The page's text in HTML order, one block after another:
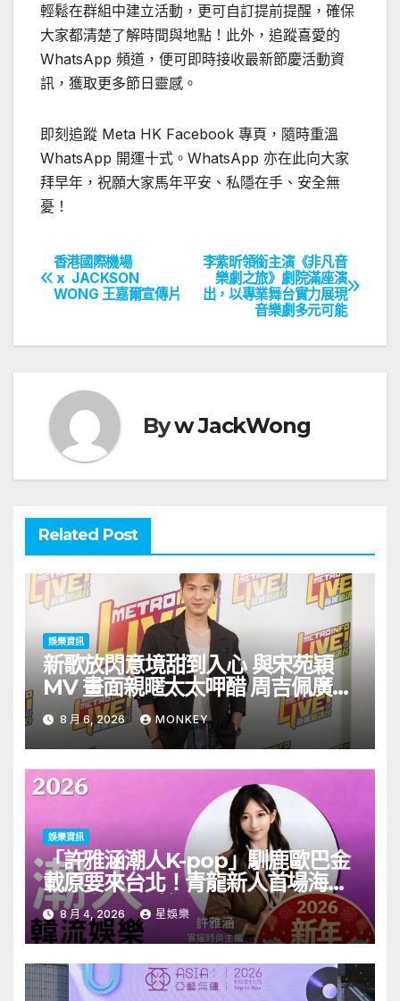
輕鬆在群組中建立活動，更可自訂提前提醒，確保
大家都清楚了解時間與地點！此外，追蹤喜愛的
WhatsApp 頻道，便可即時接收最新節慶活動資
訊，獲取更多節日靈感。
即刻追蹤 Meta HK Facebook 專頁，隨時重溫
WhatsApp 開運十式。WhatsApp 亦在此向大家
拜早年，祝願大家馬年平安、私隱在手、安全無
憂！
文
章
導
李紫昕領銜主演《非凡音
樂劇之旅》劇院滿座演
出，以專業舞台實力展現
音樂劇多元可能
香港國際機場
x JACKSON
WONG 王嘉爾宣傳片
Byw JackWong
Related Post
娛樂資訊
新歌放閃意境甜到入心 與宋苑穎
MV 畫面親暱太太呷醋 周吉佩廣州
一日三場熱血 Busking
8 月 6, 2026 MONKEY
娛樂資訊
「許雅涵潮人K-pop」馴鹿歐巴金
載原要來台北！青龍新人首場海外
見面會8/9開搶
8 月 4, 2026 星娛樂